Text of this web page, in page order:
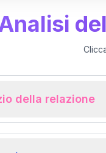
della relazione